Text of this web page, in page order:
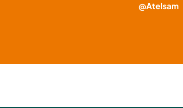
@Atelsam